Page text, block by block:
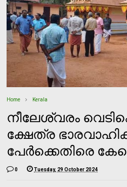
Home Kerala
നീലേശ്വരം
ക്ഷേത്ര
പേര്‍ക്കെതിരെ
0 Tuesday, 29 October 2024